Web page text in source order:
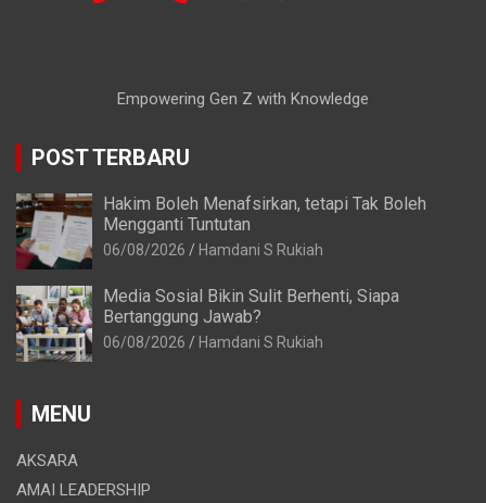
Empowering Gen Z with Knowledge
POST TERBARU
Hakim Boleh Menafsirkan, tetapi Tak Boleh
Mengganti Tuntutan
06/08/2026 Hamdani S Rukiah
Media Sosial Bikin Sulit Berhenti, Siapa
Bertanggung Jawab?
06/08/2026 Hamdani S Rukiah
MENU
AKSARA
AMAI LEADERSHIP